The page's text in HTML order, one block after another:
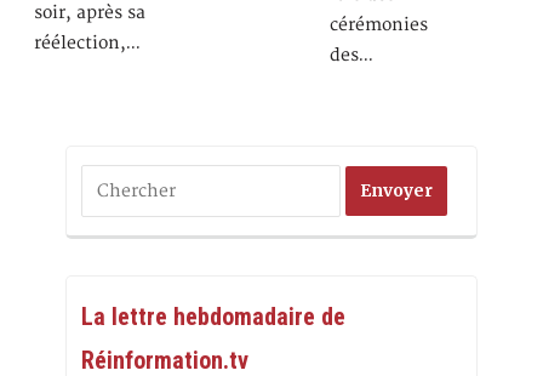
soir, après sa
réélection,…
cérémonies
des…
La lettre hebdomadaire de
Réinformation.tv